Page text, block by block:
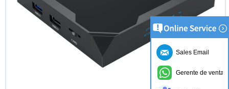
Sales Email
Gerente de ventas